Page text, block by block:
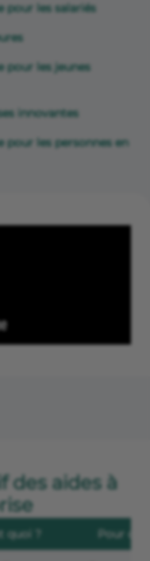
pour les salariés
pour les jeunes
innovantes
pour les personnes en
des aides à
quoi ? Pour qui